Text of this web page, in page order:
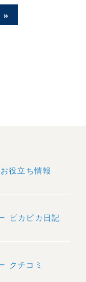
»
お役立ち情報
ピカピカ日記
クチコミ